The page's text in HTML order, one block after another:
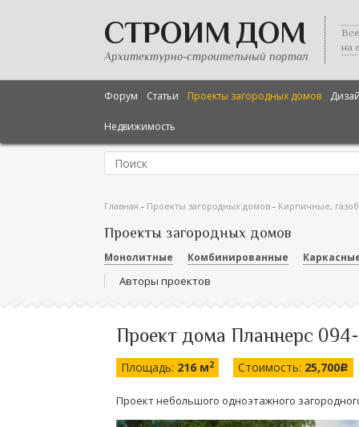
СТРОИМ ДОМ
Архитектурно-строительный портал
на
Форум Статьи Проекты загородных домов
Недвижимость
Главная - Проекты загородных домов - Кирпичные,
Проекты загородных домов
Монолитные Комбинированные
Авторы проектов
Проект дома Планнерс
Площадь: 216 м2 Стоимость: 25,700c
Проект небольшого одноэтажного